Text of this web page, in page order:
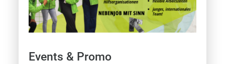
Events & Promo